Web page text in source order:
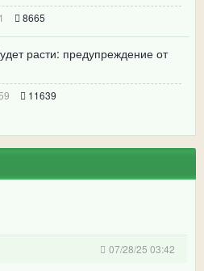
8665
расти: предупреждение от
11639
07/28/25 03:42